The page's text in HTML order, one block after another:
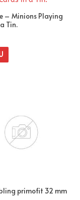
– Minions Playing
Tin.
primofit 32 mm